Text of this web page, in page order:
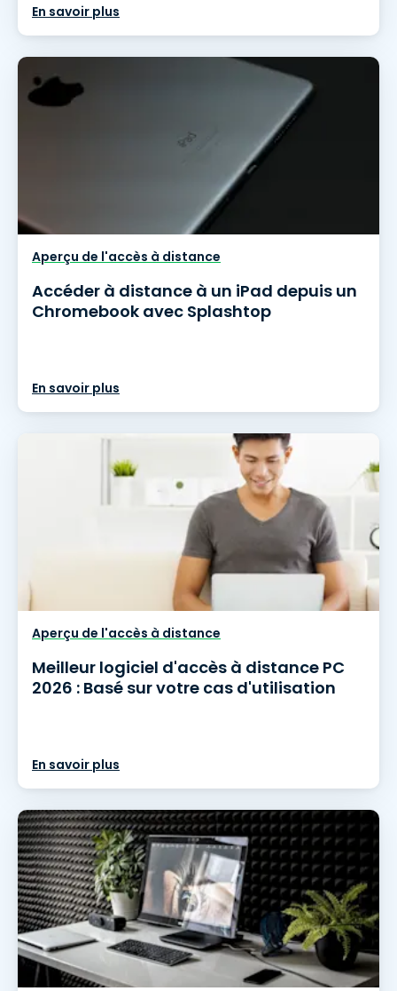
En savoir plus
Aperçu de l'accès à distance
Accéder à distance à un iPad depuis un
Chromebook avec Splashtop
En savoir plus
Aperçu de l'accès à distance
Meilleur logiciel d'accès à distance PC
2026 : Basé sur votre cas d'utilisation
En savoir plus